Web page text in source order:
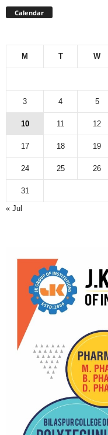
Calendar
M T W
3 4 5
10 11 12
17 18 19
24 25 26
31
« Jul